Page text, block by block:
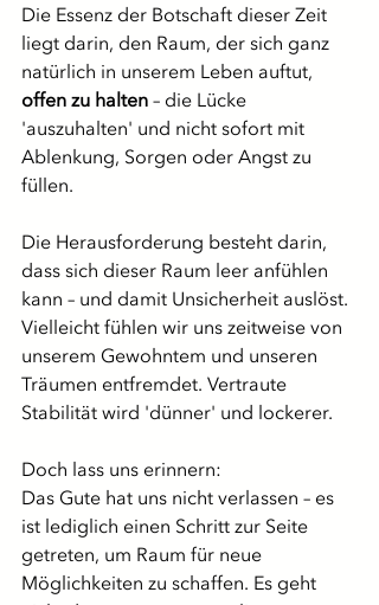
Die Essenz der Botschaft dieser Zeit
liegt darin, den Raum, der sich ganz
natürlich in unserem Leben auftut,
offen zu halten – die Lücke
'auszuhalten' und nicht sofort mit
Ablenkung, Sorgen oder Angst zu
füllen.
Die Herausforderung besteht darin,
dass sich dieser Raum leer anfühlen
kann – und damit Unsicherheit auslöst.
Vielleicht fühlen wir uns zeitweise von
unserem Gewohntem und unseren
Träumen entfremdet. Vertraute
Stabilität wird 'dünner' und lockerer.
Doch lass uns erinnern:
Das Gute hat uns nicht verlassen – es
ist lediglich einen Schritt zur Seite
getreten, um Raum für neue
Möglichkeiten zu schaffen. Es geht